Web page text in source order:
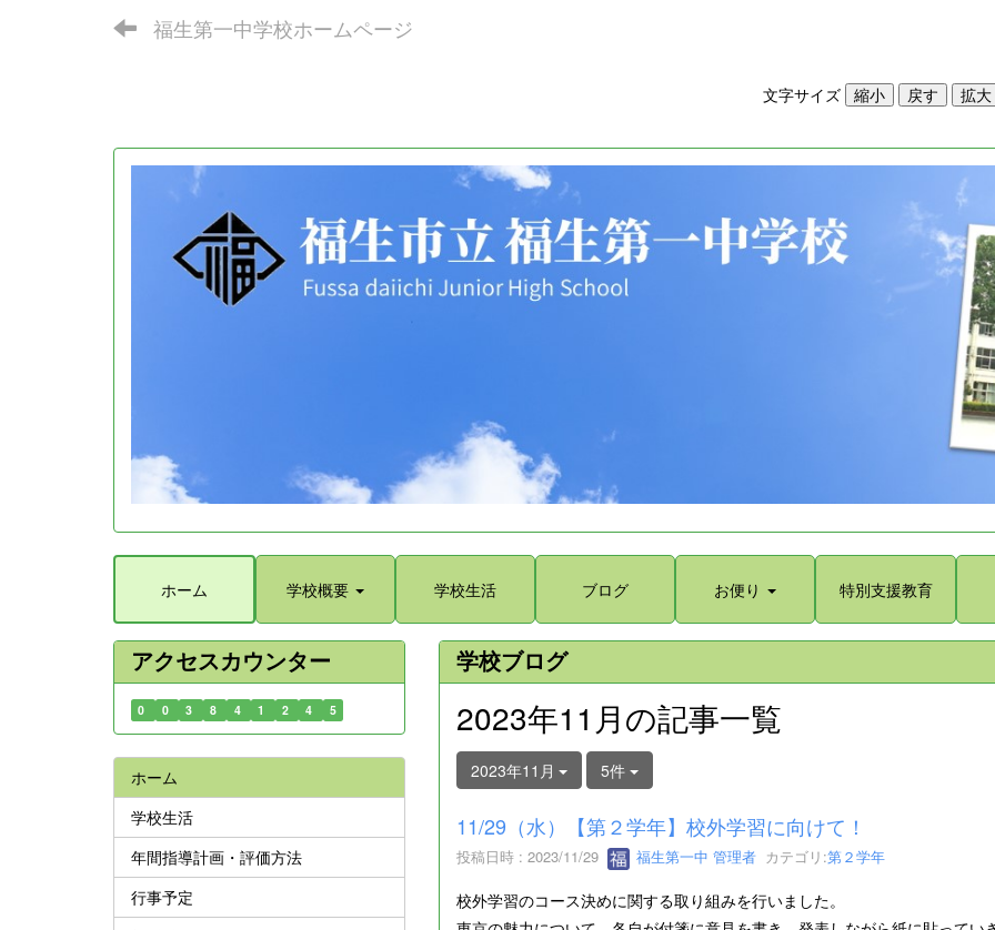
福生第一中学校ホームページ
文字サイズ
ホーム 学校概要 学校生活 ブログ お便り 特別支援教育
学校ブログ
2023年11月の記事一覧
2023年11月 5件
11/29（水）【第２学年】校外学習に向けて！
投稿日時 : 2023/11/29 福生第一中 管理者カテゴリ:第２学年
校外学習のコース決めに関する取り組みを行いました。
アクセスカウンター
0 0 3 8 4 1 2 4 5
ホーム
学校生活
年間指導計画・評価方法
行事予定